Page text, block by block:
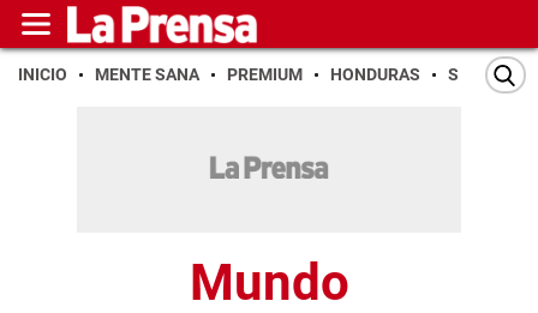
INICIO MENTE SANA PREMIUM HONDURAS SAN PEDRO
Mundo